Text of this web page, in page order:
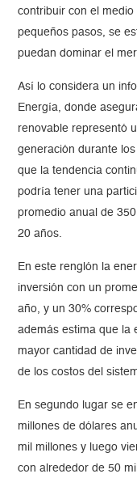
contribuir con el
pequeños pasos, se
puedan dominar el
Así lo considera un
Energía, donde
renovable representó
generación durante
que la tendencia
podría tener una
promedio anual de
20 años.
En este renglón la
inversión con un
año, y un 30%
además estima que la
mayor cantidad de
de los costos del
En segundo lugar se
millones de dólares
mil millones y luego
con alrededor de 50